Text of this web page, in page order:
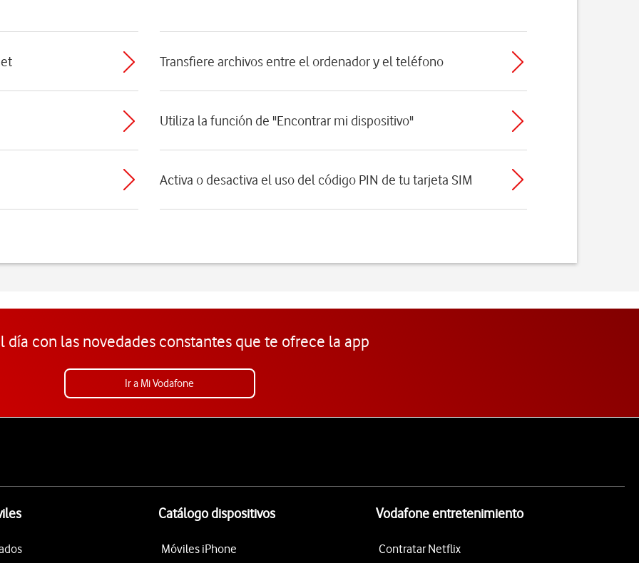
Transfiere archivos entre el ordenador y el teléfono
Utiliza la función de "Encontrar mi dispositivo"
Activa o desactiva el uso del código PIN de tu tarjeta SIM
día con las novedades constantes que te ofrece la app
Ir a Mi Vodafone
Catálogo dispositivos
Móviles iPhone
Vodafone entretenimiento
Contratar Netflix